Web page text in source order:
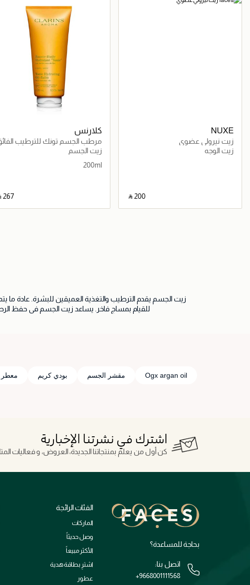
NUXE
زيت نيرولي عضوي
زيت الوجه
‎ ⃁ ⁦200⁩ ‎
كلارنس
مرطب الجسم تونك للترطيب
200مل
زيت الجسم
200ml
⁦267⁩
زيت الجسم يقدم الترطيب والتغذية العميقين للبشرة. عادة
للقيام بمساج فاخر. يساعد زيت الجسم في حفظ
Ogx argan oil مقشر الجسم بودي كريم
اشترك في نشرتنا الإخبارية
كن أول من يعلم بمنتجاتنا الجديدة، العروض، و فعاليات
بحاجة للمساعدة؟
اتصل بنا:
+9668001111568
الفئات الرائجة
الماركات
وصل حديثاً
الأكثر مبيعاً
اشترِ بطاقة هدية
عطور